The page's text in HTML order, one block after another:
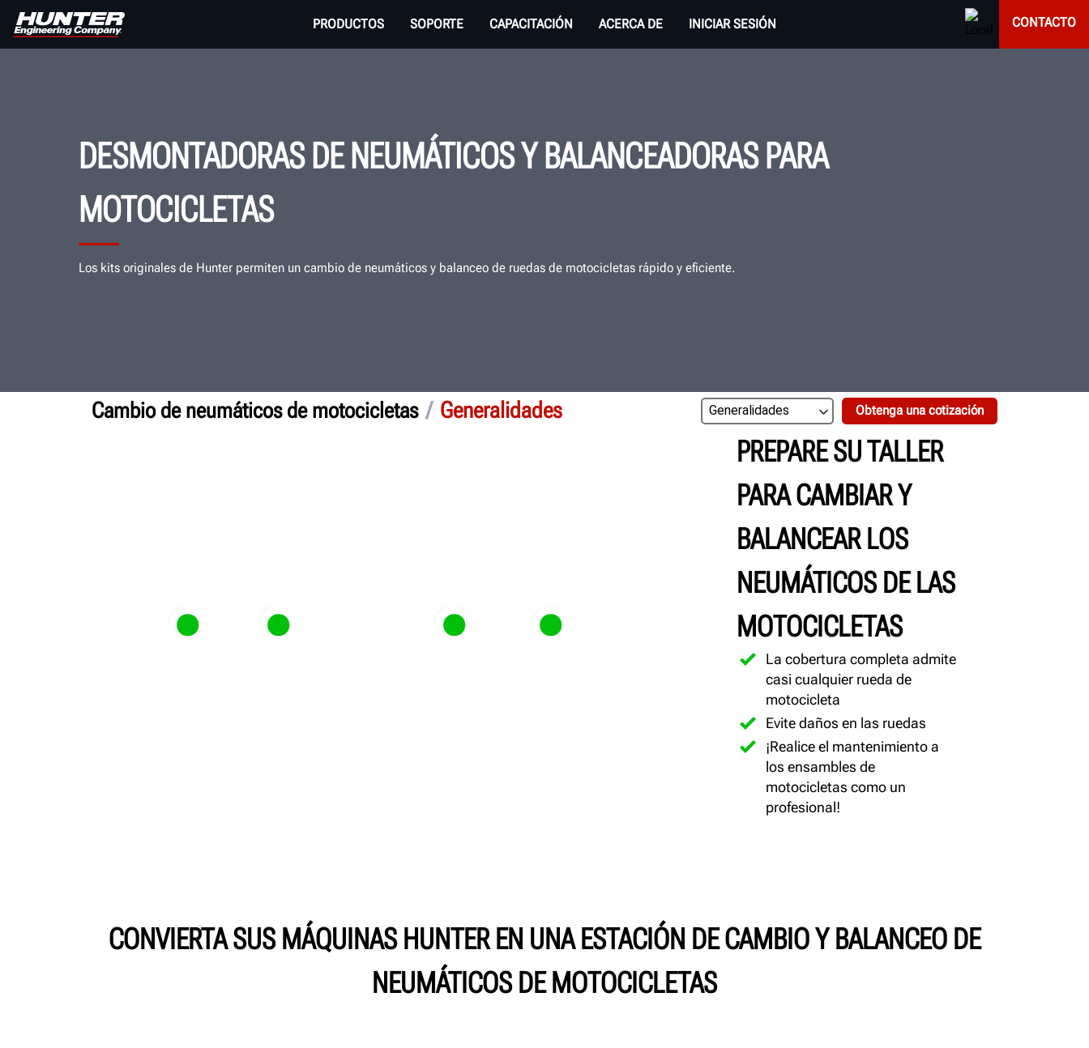
PRODUCTOS SOPORTE CAPACITACIÓN ACERCA DE INICIAR SESIÓN CONTACTO
DESMONTADORAS DE NEUMÁTICOS Y BALANCEADORAS PARA
MOTOCICLETAS
Los kits originales de Hunter permiten un cambio de neumáticos y balanceo de ruedas de motocicletas rápido y eficiente.
Cambio de neumáticos de motocicletas / Generalidades Obtenga una cotización
PREPARE SU TALLER
PARA CAMBIAR Y
BALANCEAR LOS
NEUMÁTICOS DE LAS
MOTOCICLETAS
La cobertura completa admite
casi cualquier rueda de
motocicleta
Evite daños en las ruedas
¡Realice el mantenimiento a
los ensambles de
motocicletas como un
profesional!
CONVIERTA SUS MÁQUINAS HUNTER EN UNA ESTACIÓN DE CAMBIO Y BALANCEO DE
NEUMÁTICOS DE MOTOCICLETAS